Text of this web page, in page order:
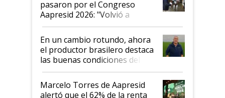
pasaron por el Congreso
Aapresid 2026: "Volvió a
demostrar que hablar del
suelo es hablar de todo el
sistema productivo"
En un cambio rotundo, ahora
el productor brasilero destaca
las buenas condiciones del
agro argentino para invertir:
"Los veo más motivados"
Marcelo Torres de Aapresid
alertó que el 62% de la renta